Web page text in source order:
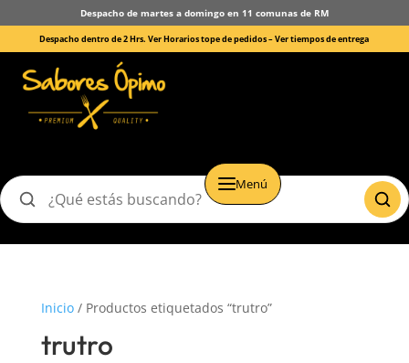
Despacho de martes a domingo en 11 comunas de RM
Despacho dentro de 2 Hrs. Ver Horarios tope de pedidos –Ver tiempos de entrega
Menú
Buscar
Inicio/ Productos etiquetados “trutro”
trutro